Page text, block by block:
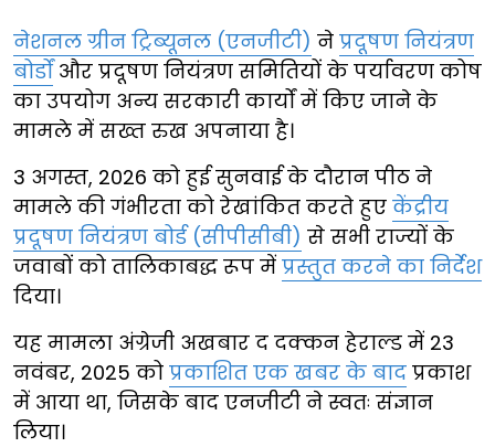
नेशनल ग्रीन ट्रिब्यूनल (एनजीटी) ने प्रदूषण नियंत्रण
बोर्डोंऔर प्रदूषण नियंत्रण समितियों के पर्यावरण कोष
का उपयोग अन्य सरकारी कार्यों में किए जाने के
मामले में सख्त रुख अपनाया है।
3 अगस्त, 2026 को हुई सुनवाई के दौरान पीठ ने
मामले की गंभीरता को रेखांकित करते हुए केंद्रीय
प्रदूषण नियंत्रण बोर्ड (सीपीसीबी) से सभी राज्यों के
जवाबों को तालिकाबद्ध रूप में प्रस्तुत करने का निर्देश
दिया।
यह मामला अंग्रेजी अखबार द दक्कन हेराल्ड में 23
नवंबर, 2025 को प्रकाशित एक खबर के बाद प्रकाश
में आया था, जिसके बाद एनजीटी ने स्वतः संज्ञान
लिया।